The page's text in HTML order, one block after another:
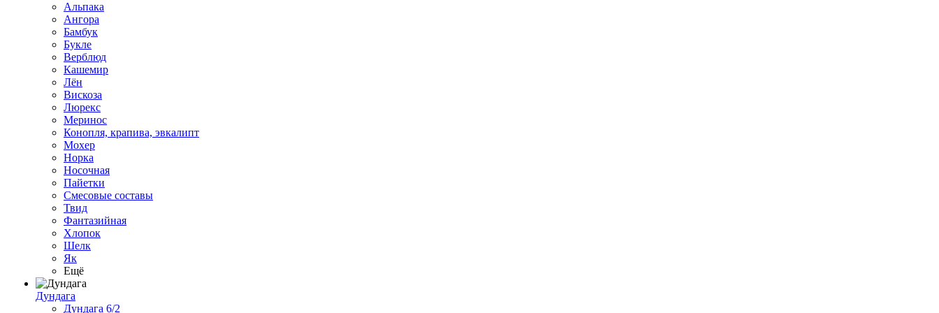
Альпака
Ангора
Бамбук
Букле
Верблюд
Кашемир
Лён
Вискоза
Люрекс
Меринос
Конопля, крапива, эвкалипт
Мохер
Норка
Носочная
Пайетки
Смесовые составы
Твид
Фантазийная
Хлопок
Шелк
Як
Ещё
Дундага
Дундага 6/2